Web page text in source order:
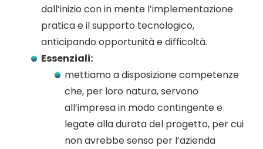
dall’inizio con in mente l’implementazione
pratica e il supporto tecnologico,
anticipando opportunità e difficoltà.
Essenziali:
mettiamo a disposizione competenze
che, per loro natura, servono
all’impresa in modo contingente e
legate alla durata del progetto, per cui
non avrebbe senso per l’azienda